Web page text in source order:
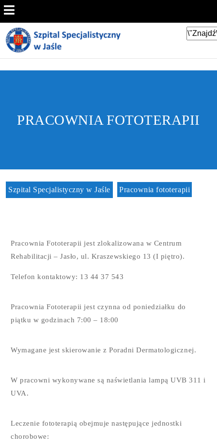
PRACOWNIA FOTOTERAPII
Szpital Specjalistyczny w Jaśle Pracownia fototerapii
Pracownia Fototerapii jest zlokalizowana w Centrum
Rehabilitacji – Jasło, ul. Kraszewskiego 13 (I piętro).
Telefon kontaktowy: 13 44 37 543
Pracownia Fototerapii jest czynna od poniedziałku do
piątku w godzinach 7:00 – 18:00
Wymagane jest skierowanie z Poradni Dermatologicznej.
W pracowni wykonywane są naświetlania lampą UVB 311 i
UVA.
Leczenie fototerapią obejmuje następujące jednostki
chorobowe: